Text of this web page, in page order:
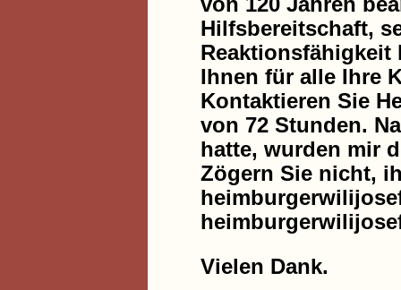
Hilfsbereitschaft,
Reaktionsfähigkeit
Ihnen für alle Ihre
Kontaktieren Sie
von 72 Stunden.
hatte, wurden mir
Zögern Sie nicht,
Vielen Dank.